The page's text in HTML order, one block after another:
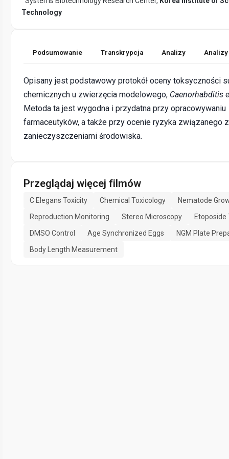
Technology
Podsumowanie Transkrypcja Analizy
Opisany jest podstawowy protokół oceny toksyczności
chemicznych u zwierzęcia modelowego, Caenorhabditis
Metoda ta jest wygodna i przydatna przy opracowywaniu
farmaceutyków, a także przy ocenie ryzyka związanego
zanieczyszczeniami środowiska.
Przeglądaj więcej filmów
C Elegans Toxicity Chemical Toxicology
Nematode
Reproduction Monitoring
Stereo Microscopy
DMSO Control
Age Synchronized Eggs
NGM Plate
Body Length Measurement